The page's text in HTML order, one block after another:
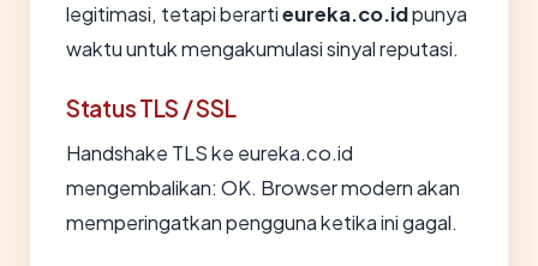
legitimasi, tetapi berartieureka.co.idpunya
waktu untuk mengakumulasi sinyal reputasi.
Status TLS / SSL
Handshake TLS ke eureka.co.id
mengembalikan: OK. Browser modern akan
memperingatkan pengguna ketika ini gagal.